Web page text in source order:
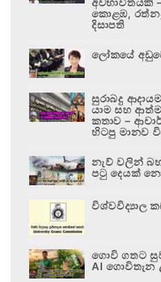
කොළඹ,
දිසාපති
ලෝකයේ
සුරාබදු
යාම සහ
කතාව –
හිටපු මානව
නැව් වලින්
පටු දෙයක්
විශ්වවිද්‍යාල
ගොවි ගතට
AI